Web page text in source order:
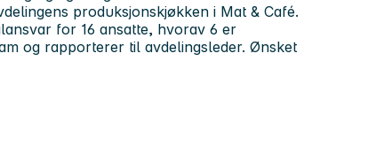
produksjonskjøkken i Mat & Café.
for 16 ansatte, hvorav 6 er
og rapporterer til avdelingsleder. Ønsket